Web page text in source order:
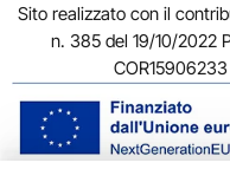
Sito realizzato con il
n. 385 del 19/10/2022